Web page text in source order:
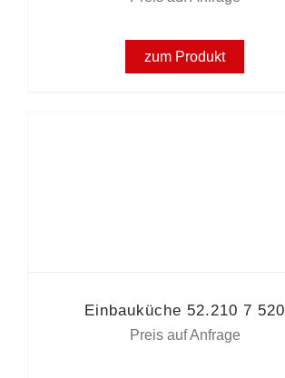
zum Produkt
Einbauküche 52.210 7 520
Preis auf Anfrage